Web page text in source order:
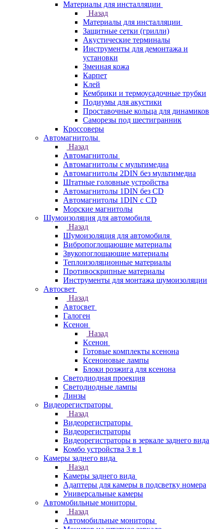
Материалы для инсталляции
Назад
Материалы для инсталляции
Защитные сетки (грилли)
Акустические терминалы
Инструменты для демонтажа и
установки
Змеиная кожа
Карпет
Клей
Кембрики и термоусадочные трубки
Подиумы для акустики
Проставочные кольца для динамиков
Саморезы под шестигранник
Кроссоверы
Автомагнитолы
Назад
Автомагнитолы
Автомагнитолы с мультимедиа
Автомагнитолы 2DIN без мультимедиа
Штатные головные устройства
Автомагнитолы 1DIN без CD
Автомагнитолы 1DIN с CD
Морские магнитолы
Шумоизоляция для автомобиля
Назад
Шумоизоляция для автомобиля
Вибропоглощающие материалы
Звукопоглощающие материалы
Теплоизоляционные материалы
Противоскрипные материалы
Инструменты для монтажа шумоизоляции
Автосвет
Назад
Автосвет
Галоген
Ксенон
Назад
Ксенон
Готовые комплекты ксенона
Ксеноновые лампы
Блоки розжига для ксенона
Светодиодная проекция
Светодиодные лампы
Линзы
Видеорегистраторы
Назад
Видеорегистраторы
Видеорегистраторы
Видеорегистраторы в зеркале заднего вида
Комбо устройства 3 в 1
Камеры заднего вида
Назад
Камеры заднего вида
Адаптеры для камеры в подсветку номера
Универсальные камеры
Автомобильные мониторы
Назад
Автомобильные мониторы